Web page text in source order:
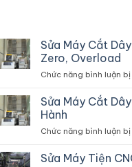
Sửa Máy Cắt
Zero, Overload
Chức năng bình luận
Sửa Máy Cắt
Hành
Chức năng bình luận
Sửa Máy Tiện